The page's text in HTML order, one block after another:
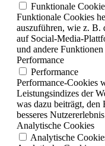
Funktionale
Funktionale Cookies
auszuführen, wie z. B.
auf Social-Media-
und andere
Performance
Performance
Performance-Cookies
Leistungsindizes der
was dazu beiträgt, den
besseres
Analytische Cookies
Analytische